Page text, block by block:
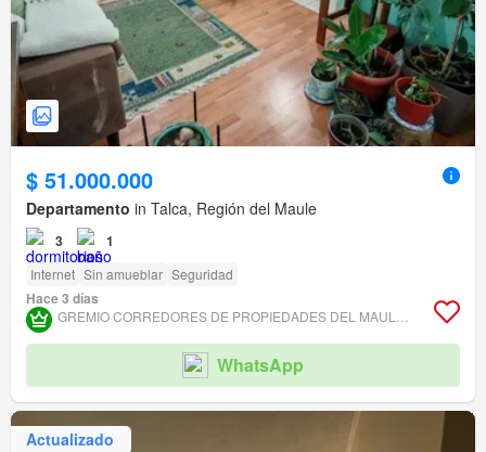
$ 51.000.000
Departamento in Talca, Región del Maule
3 1
Internet Sin amueblar Seguridad
Hace 3 días
WhatsApp
Actualizado